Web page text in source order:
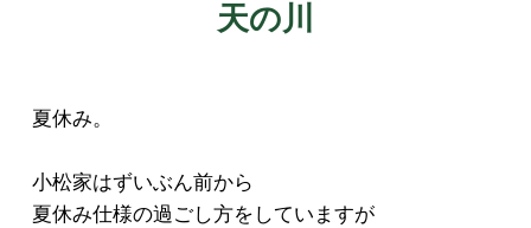
天の川
夏休み。
小松家はずいぶん前から
夏休み仕様の過ごし方をしていますが